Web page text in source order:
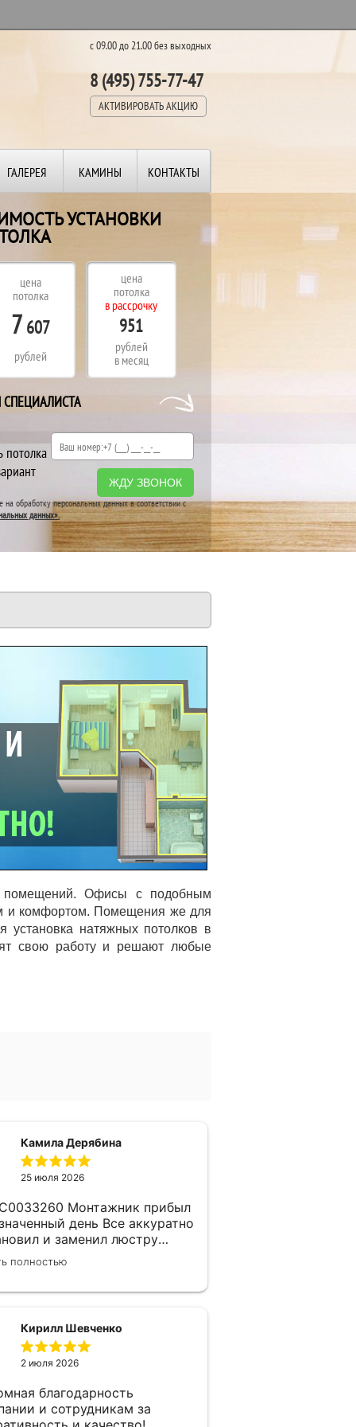
с 09.00 до 21.00 без выходных
8 (495) 755-77-47
АКТИВИРОВАТЬ АКЦИЮ
ГАЛЕРЕЯ КАМИНЫ КОНТАКТЫ
УСТАНОВКИ
цена
потолка
7 607
рублей
цена
потолка
в рассрочку
951
рублей
в месяц
СПЕЦИАЛИСТА
потолка
ЖДУ ЗВОНОК
на обработку персональных данных в соответствии с
данных».
помещений. Офисы с подобным
и комфортом. Помещения же для
установка натяжных потолков в
свою работу и решают любые
Камила Дерябина
25 июля 2026
Монтажник прибыл
день Все аккуратно
и заменил люстру
надежная, изначально
заключен договор с
полностью
Кирилл Шевченко
2 июля 2026
благодарность
и сотрудникам за